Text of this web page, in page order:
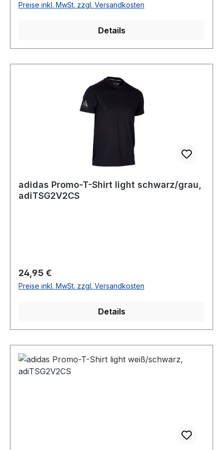
Preise inkl. MwSt. zzgl. Versandkosten
Details
adidas Promo-T-Shirt light schwarz/grau,
adiTSG2V2CS
Regulärer Preis:
24,95 €
Preise inkl. MwSt. zzgl. Versandkosten
Details